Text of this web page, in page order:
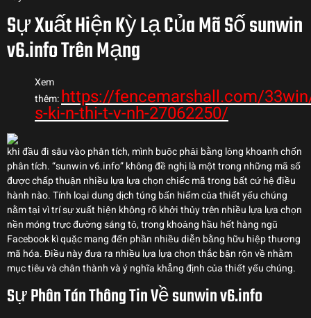
Sự Xuất Hiện Kỳ Lạ Của Mã Số sunwin
v6.info Trên Mạng
Xem
thêm:https://fencemarshall.com/
s-ki-n-thi-t-v-nh-27062250/
khi đầu đi sâu vào phân tích, mình buộc phải bằng lòng khoanh chốn
phân tích. “sunwin v6.info” không đề nghị là một trong những mã số
được chấp thuận nhiều lựa lựa chọn chiếc mã trong bất cứ hệ điều
hành nào. Tính loại dung dịch túng bấn hiểm của thiết yếu chúng
nằm tại vì trí sự xuất hiện không rõ khởi thủy trên nhiều lựa lựa chọn
nền móng trực đường sáng tỏ, trong khoảng hầu hết hàng ngũ
Facebook kì quặc mang đến phần nhiều diễn bằng hữu hiệp thương
mã hóa. Điều này đưa ra nhiều lựa lựa chọn thắc bận rộn về nhằm
mục tiêu và chân thành và ý nghĩa khẳng định của thiết yếu chúng.
Sự Phân Tán Thông Tin Về sunwin v6.info